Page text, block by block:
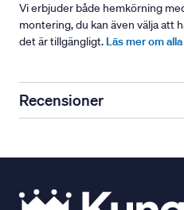
Vi erbjuder både hemkörning
montering, du kan även välja att
det är tillgängligt. Läs mer om
Recensioner